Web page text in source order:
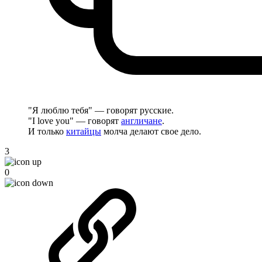
"Я люблю тебя" — говорят русские.
"I love you" — говорят англичане.
И только китайцы молча делают свое дело.
3
0